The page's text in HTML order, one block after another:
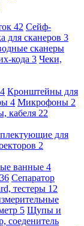
42 Сейф-
для сканеров 3
сканеры
кода 3 Чеки,
Кронштейны для
4 Микрофоны 2
кабеля 22
для
2
ванные 4
36 Сепаратор
тестеры 12
5 Щупы и
соеденитель